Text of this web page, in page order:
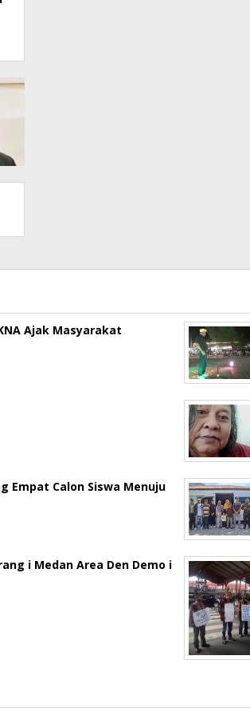
Ajak Masyarakat
Empat Calon Siswa Menuju
i Medan Area Den Demo i